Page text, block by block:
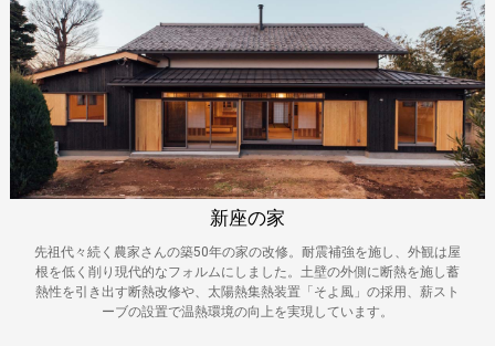
新座の家
先祖代々続く農家さんの築50年の家の改修。耐震補強を施し、外観は屋
根を低く削り現代的なフォルムにしました。土壁の外側に断熱を施し蓄
熱性を引き出す断熱改修や、太陽熱集熱装置「そよ風」の採用、薪スト
ーブの設置で温熱環境の向上を実現しています。